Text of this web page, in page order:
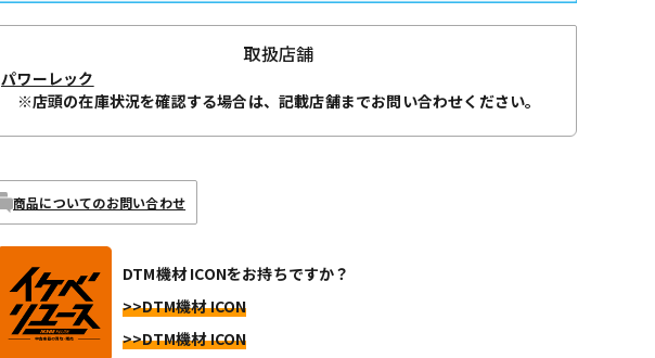
取扱店舗
パワーレック
※店頭の在庫状況を確認する場合は、記載店舗までお問い合わせください。
商品についてのお問い合わせ
DTM機材 ICONをお持ちですか？
>>DTM機材 ICON
>>DTM機材 ICON